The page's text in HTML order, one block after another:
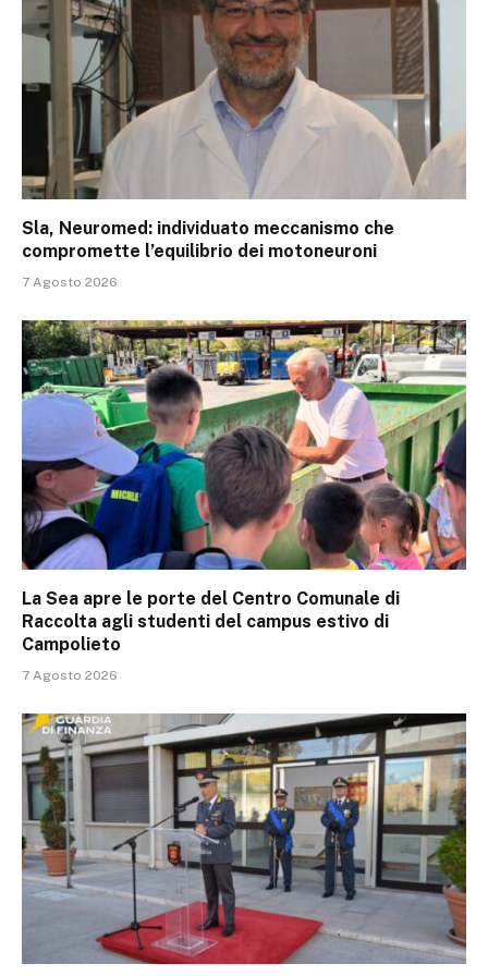
Sla, Neuromed: individuato meccanismo che
compromette l’equilibrio dei motoneuroni
7 Agosto 2026
La Sea apre le porte del Centro Comunale di
Raccolta agli studenti del campus estivo di
Campolieto
7 Agosto 2026